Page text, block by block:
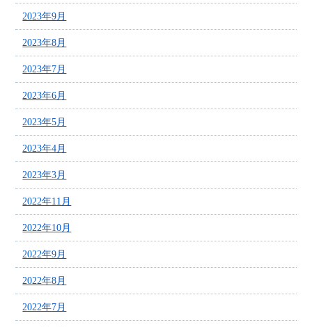
2023年9月
2023年8月
2023年7月
2023年6月
2023年5月
2023年4月
2023年3月
2022年11月
2022年10月
2022年9月
2022年8月
2022年7月